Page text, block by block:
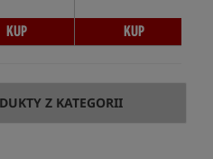
KUP KUP
Z KATEGORII